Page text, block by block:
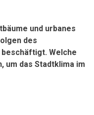
und urbanes
des
Welche
um das Stadtklima im